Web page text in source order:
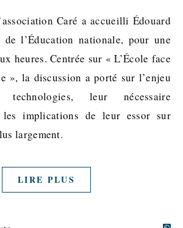
l’Éducation nationale, pour une
heures. Centrée sur « L’École face
», la discussion a porté sur l’enjeu
leur nécessaire
les implications de leur essor sur
largement.
LIRE PLUS